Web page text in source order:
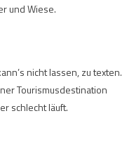
und Wiese.
nicht lassen, zu texten.
Tourismusdestination
schlecht läuft.